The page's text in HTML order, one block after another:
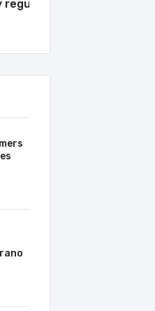
regulables para tu Setup